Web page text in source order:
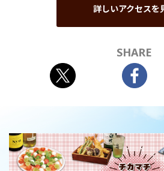
詳しいアクセスを
SHARE